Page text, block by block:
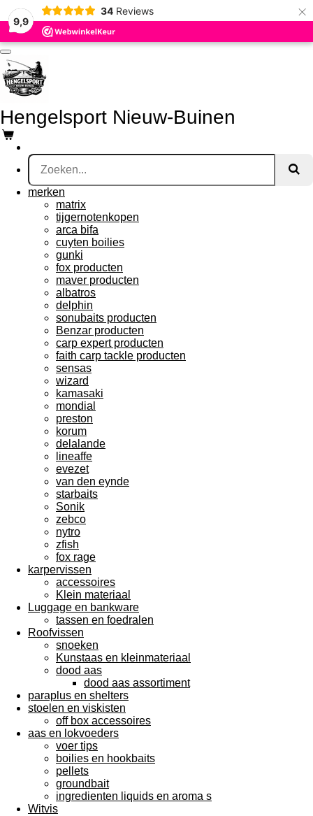
9,9
34 Reviews ×
Ga
direct
naar
de
hoofdinhoud
Hengelsport Nieuw-Buinen
merken
matrix
tijgernotenkopen
arca bifa
cuyten boilies
gunki
fox producten
maver producten
albatros
delphin
sonubaits producten
Benzar producten
carp expert producten
faith carp tackle producten
sensas
wizard
kamasaki
mondial
preston
korum
delalande
lineaffe
evezet
van den eynde
starbaits
Sonik
zebco
nytro
zfish
fox rage
karpervissen
accessoires
Klein materiaal
Luggage en bankware
tassen en foedralen
Roofvissen
snoeken
Kunstaas en kleinmateriaal
dood aas
dood aas assortiment
paraplus en shelters
stoelen en viskisten
off box accessoires
aas en lokvoeders
voer tips
boilies en hookbaits
pellets
groundbait
ingredienten liquids en aroma s
Witvis